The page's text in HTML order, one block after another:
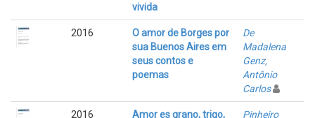
vivida
2016
O amor de Borges por
sua Buenos Aires em
seus contos e
poemas
De
Madalena
Genz,
Antônio
Carlos
2016
Amor es grano, trigo,
Pinheiro